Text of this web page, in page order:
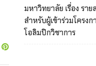
มหาวิทยาลัย เรื่อง ราย
สำหรับผู้เข้าร่วมโครง
โอลิมปิกวิชาการ